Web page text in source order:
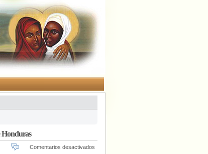
Honduras
Comentarios desactivados